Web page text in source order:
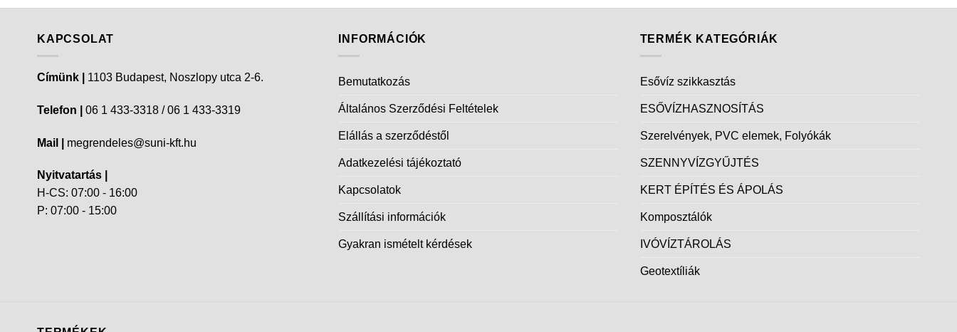
KAPCSOLAT
Címünk | 1103 Budapest, Noszlopy utca 2-6.
Telefon | 06 1 433-3318 / 06 1 433-3319
Mail | megrendeles@suni-kft.hu
Nyitvatartás |
H-CS: 07:00 - 16:00
P: 07:00 - 15:00
INFORMÁCIÓK
Bemutatkozás
Általános Szerződési Feltételek
Elállás a szerződéstől
Adatkezelési tájékoztató
Kapcsolatok
Szállítási információk
Gyakran ismételt kérdések
TERMÉK KATEGÓRIÁK
Esővíz szikkasztás
ESŐVÍZHASZNOSÍTÁS
Szerelvények, PVC elemek, Folyókák
SZENNYVÍZGYŰJTÉS
KERT ÉPÍTÉS ÉS ÁPOLÁS
Komposztálók
IVÓVÍZTÁROLÁS
Geotextíliák